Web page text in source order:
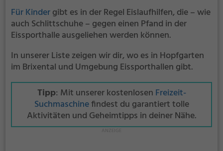
Für Kindergibt es in der Regel Eislaufhilfen, die – wie
auch Schlittschuhe – gegen einen Pfand in der
Eissporthalle ausgeliehen werden können.
In unserer Liste zeigen wir dir, wo es in Hopfgarten
im Brixental und Umgebung Eissporthallen gibt.
Tipp: Mit unserer kostenlosen Freizeit-
Suchmaschinefindest du garantiert tolle
Aktivitäten und Geheimtipps in deiner Nähe.